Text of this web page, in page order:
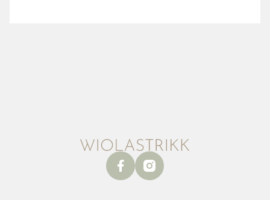
facebookinstagram